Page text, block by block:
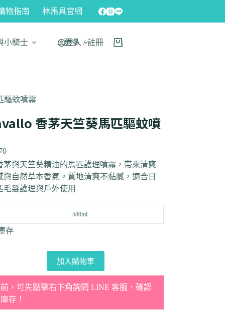
物指南 林馬具官網
小騎士 更多
登入 / 註冊
驅蚊噴霧
香茅天竺葵馬匹驅蚊噴
茅與天竺葵精油的馬匹護理噴霧，帶來清爽
與自然草本香氣。質地清爽不黏膩，適合日
毛髮護理與戶外使用
500ml
存
加入購物車
，可先點擊右下角詢問 LINE 客服，確認
存！